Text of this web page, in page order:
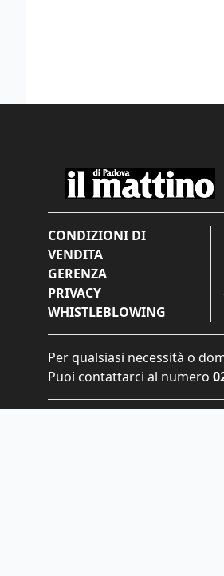
CONDIZIONI DI
VENDITA
GERENZA
PRIVACY
WHISTLEBLOWING
Per qualsiasi necessità o
Puoi contattarci al numero